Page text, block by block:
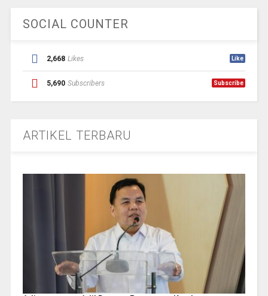
SOCIAL COUNTER
2,668 Likes Like
5,690 Subscribers Subscribe
ARTIKEL TERBARU